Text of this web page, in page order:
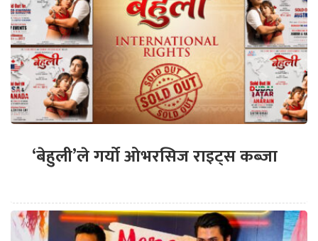
‘बेहुली’ले गर्यो ओभरसिज राइट्स कब्जा